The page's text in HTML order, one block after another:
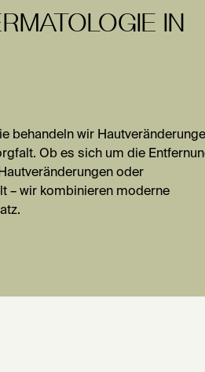
IN
behandeln wir
Ob es sich um die
oder
– wir kombinieren moderne